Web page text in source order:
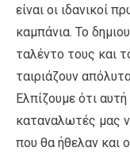
είναι οι ιδανικοί
καμπάνια. Το
ταλέντο τους και
ταιριάζουν
Ελπίζουμε ότι
καταναλωτές μας
που θα ήθελαν και